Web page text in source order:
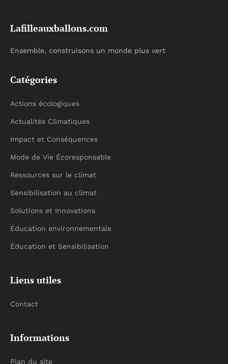
Lafilleauxballons.com
Ensemble, construisons un monde plus vert
Catégories
Actions écologiques
Actualités Climatiques
Impact et Conséquences
Mode de Vie Écoresponsable
Ressources sur le climat
Sensibilisation au climat
Solutions et Innovations
Éducation environnementale
Éducation et Sensibilisation
Liens utiles
Contact
Informations
Plan du site